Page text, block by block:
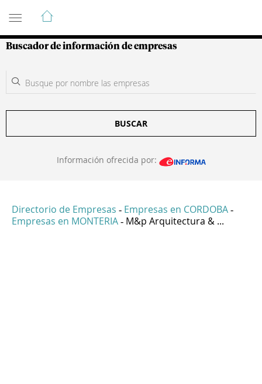
Guía de Empresas Colombianas
Buscador de información de empresas
BUSCAR
Información ofrecida por:
Directorio de Empresas - Empresas en CORDOBA -
Empresas en MONTERIA - M&p Arquitectura & ...